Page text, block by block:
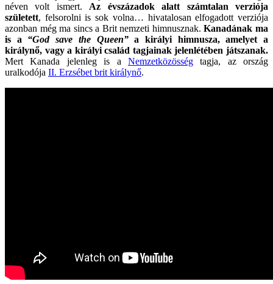
néven volt ismert. Az évszázadok alatt számtalan verziója
született, felsorolni is sok volna… hivatalosan elfogadott verziója
azonban még ma sincs a Brit nemzeti himnusznak.Kanadának ma
is a “God save the Queen”a királyi himnusza, amelyet a
királynő, vagy a királyi család tagjainak jelenlétében játszanak.
Mert Kanada jelenleg is a Nemzetközösségtagja, az ország
uralkodója II. Erzsébet brit királynő.